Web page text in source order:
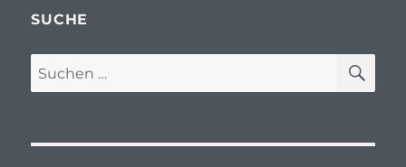
SUCHE
Suchen
nach: